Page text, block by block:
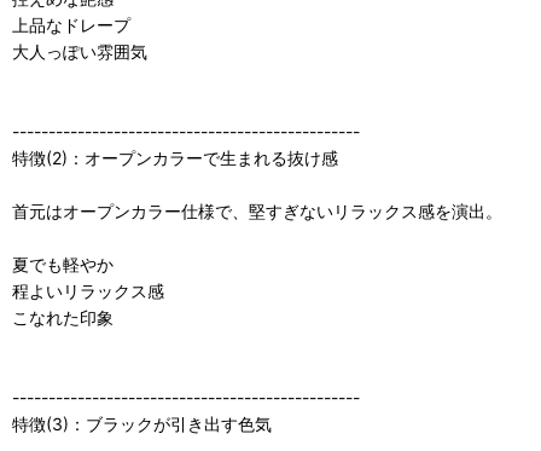
上品なドレープ
大人っぽい雰囲気
------------------------------------------------
特徴(2)：オープンカラーで生まれる抜け感
首元はオープンカラー仕様で、堅すぎないリラックス感を演出。
夏でも軽やか
程よいリラックス感
こなれた印象
------------------------------------------------
特徴(3)：ブラックが引き出す色気